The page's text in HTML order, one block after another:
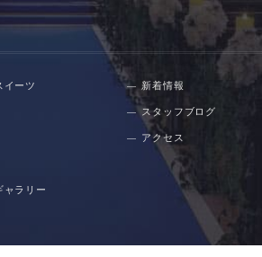
イーツ
ャラリー
新着情報
スタッフブログ
アクセス